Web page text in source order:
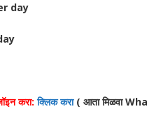
day
करा:क्लिक करा ( आता मिळवा